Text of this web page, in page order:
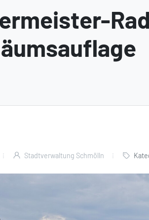
Stadtverwaltung Schmölln